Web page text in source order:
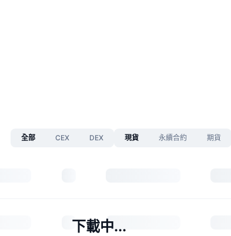
全部 CEX DEX 現貨 永續合約 期貨
下載中...